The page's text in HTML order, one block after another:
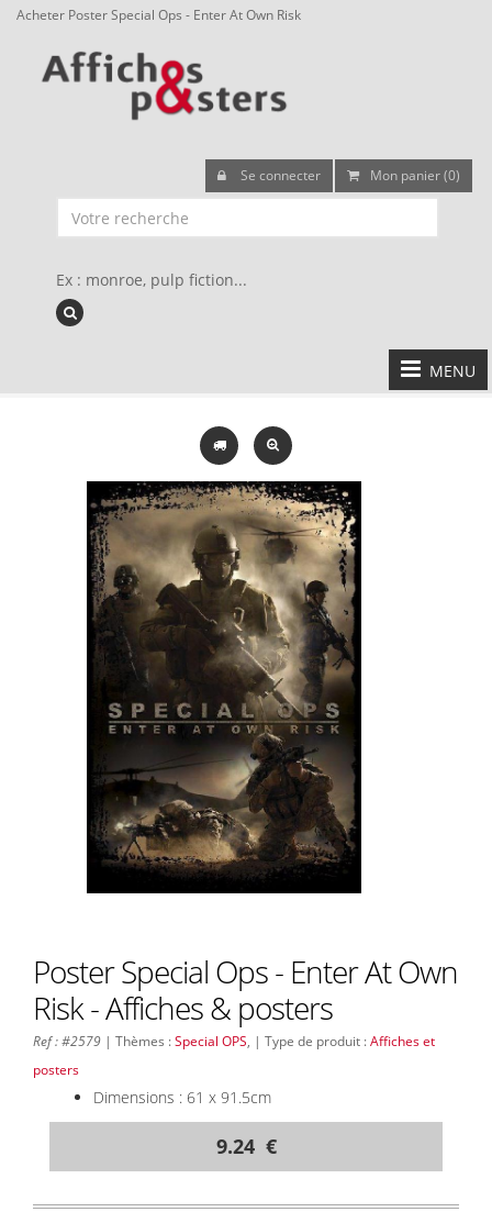
Acheter Poster Special Ops - Enter At Own Risk
Se connecter Mon panier (0)
Ex : monroe, pulp fiction...
MENU
Poster Special Ops - Enter At Own
Risk - Affiches & posters
Ref : #2579 | Thèmes :Special OPS , | Type de produit :Affiches et
posters
Dimensions : 61 x 91.5cm
9.24 €